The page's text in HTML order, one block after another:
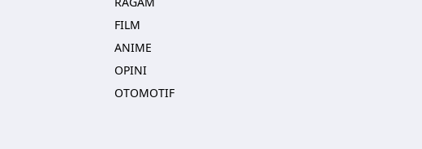
FILM
ANIME
OPINI
OTOMOTIF